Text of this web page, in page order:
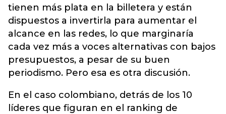
tienen más plata en la billetera y están
dispuestos a invertirla para aumentar el
alcance en las redes, lo que marginaría
cada vez más a voces alternativas con bajos
presupuestos, a pesar de su buen
periodismo. Pero esa es otra discusión.
En el caso colombiano, detrás de los 10
líderes que figuran en el ranking de